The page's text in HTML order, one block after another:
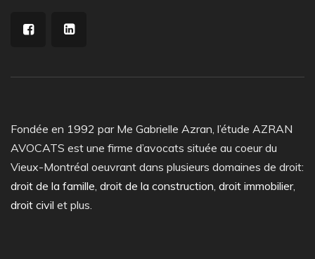
Fondée en 1992 par Me Gabrielle Azran, l’étude AZRAN
AVOCATS est une firme d’avocats située au coeur du
Vieux-Montréal oeuvrant dans plusieurs domaines de droit:
droit de la famille droit de la construction droit immobilier,
droit civil et plus.